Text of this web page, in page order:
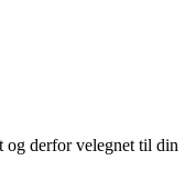
og derfor velegnet til din